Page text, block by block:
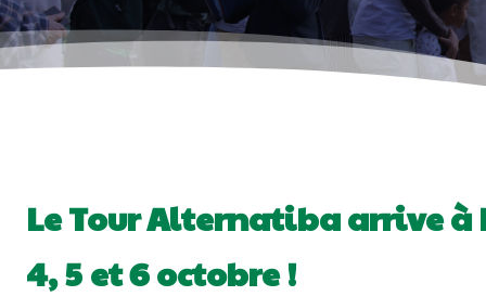
Le Tour Alternatiba arrive à
4, 5 et 6 octobre !